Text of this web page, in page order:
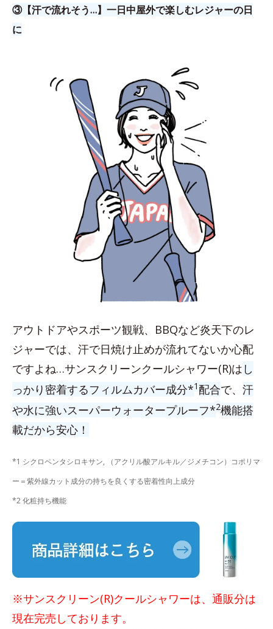
③【汗で流れそう…】一日中屋外で楽しむレジャーの日
に
アウトドアやスポーツ観戦、BBQなど炎天下のレ
ジャーでは、汗で日焼け止めが流れてないか心配
ですよね…サンスクリーンクールシャワー(R)は し
っかり密着するフィルムカバー成分*1配合で、 汗
や水に強いスーパーウォータープルーフ*2機能搭
載だから安心！
*1 シクロペンタシロキサン, （アクリル酸アルキル／ジメチコン）コポリマ
ー＝紫外線カット成分の持ちを良くする密着性向上成分
*2 化粧持ち機能
※サンスクリーン(R)クールシャワーは、通販分は
現在完売しております。